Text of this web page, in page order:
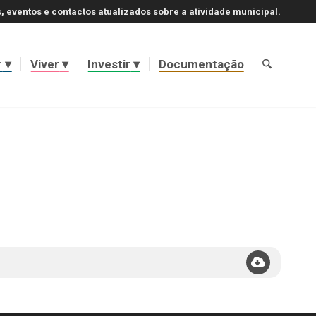
eventos e contactos atualizados sobre a atividade municipal.
Viver Investir Documentação